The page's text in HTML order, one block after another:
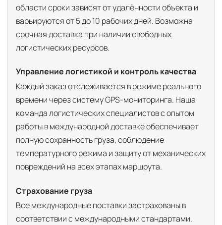
области сроки зависят от удалённости объекта и
варьируются от 5 до 10 рабочих дней. Возможна
срочная доставка при наличии свободных
логистических ресурсов.
Управление логистикой и контроль качества
Каждый заказ отслеживается в режиме реального
времени через систему GPS-мониторинга. Наша
команда логистических специалистов с опытом
работы в международной доставке обеспечивает
полную сохранность груза, соблюдение
температурного режима и защиту от механических
повреждений на всех этапах маршрута.
Страхование груза
Все международные поставки застрахованы в
соответствии с международными стандартами.